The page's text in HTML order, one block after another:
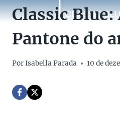
Classic Blue:
Pantone do
PorIsabella Parada 10 de